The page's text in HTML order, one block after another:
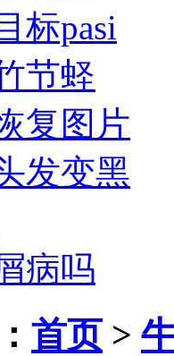
标pasi
节蛏
复图片
发变黑
病吗
首页>